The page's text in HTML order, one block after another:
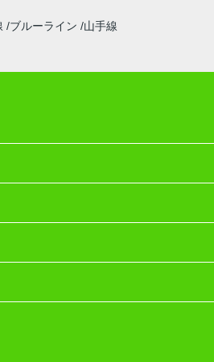
ブルーライン 山手線